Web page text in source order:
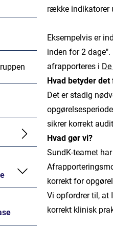
række indikatorer
Eksempelvis er
inden for 2
afrapporteres i
Hvad betyder
Det er stadig
sikrer korrekt
Hvad gør vi?
SundK-teamet
korrekt for
Vi opfordrer til, at
korrekt klinisk